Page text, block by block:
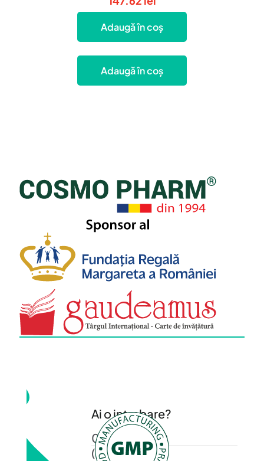
Adaugă în coș
Adaugă în coș
Ai o intrebare?
0372 372 200
(L-V: 08-16)